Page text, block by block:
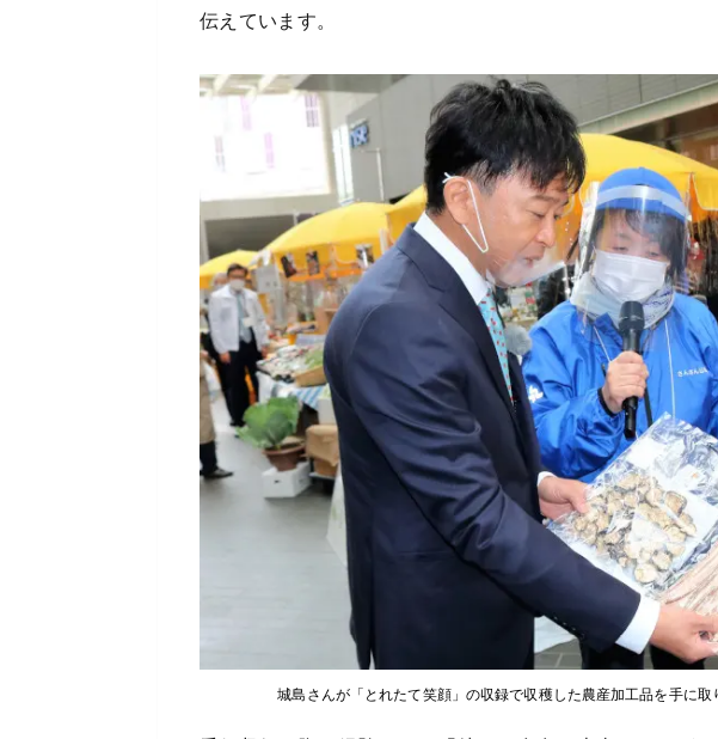
伝えています。
城島さんが「とれたて笑顔」の収録で収穫した農産加工品を手に